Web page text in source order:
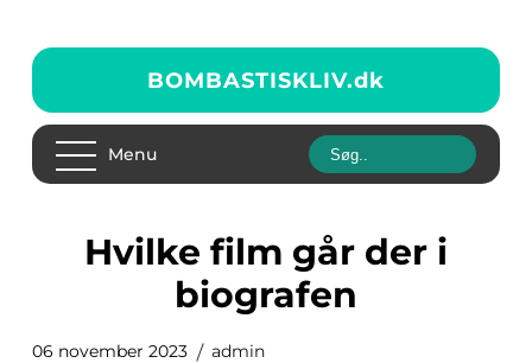
BOMBASTISKLIV.dk
Menu
hvilke film går der i
biografen
06 november 2023 admin